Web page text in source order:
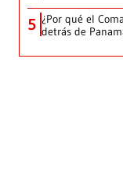
5 ¿Por qué el
detrás de